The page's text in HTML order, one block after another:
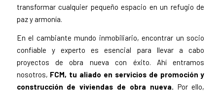
transformar cualquier pequeño espacio en un refugio de
paz y armonía.
En el cambiante mundo inmobiliario, encontrar un socio
confiable y experto es esencial para llevar a cabo
proyectos de obra nueva con éxito. Ahí entramos
nosotros, FCM, tu aliado en servicios de promoción y
construcción de viviendas de obra nueva. Por ello,